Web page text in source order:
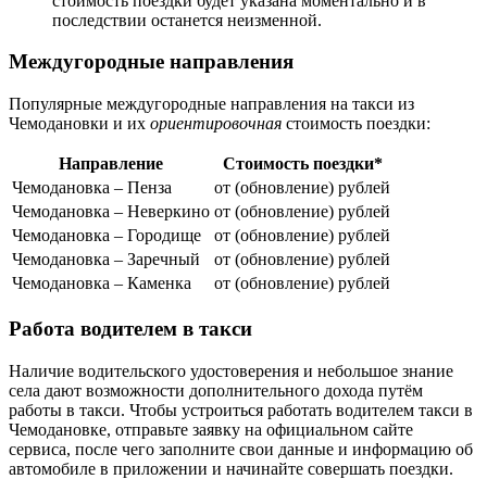
последствии останется неизменной.
Междугородные направления
Популярные междугородные направления на такси из
Чемодановки и их ориентировочная стоимость поездки:
Направление
Стоимость поездки*
Чемодановка – Пенза
от (обновление) рублей
Чемодановка – Неверкино от (обновление) рублей
Чемодановка – Городище
от (обновление) рублей
Чемодановка – Заречный
от (обновление) рублей
Чемодановка – Каменка
от (обновление) рублей
Работа водителем в такси
Наличие водительского удостоверения и небольшое знание
села дают возможности дополнительного дохода путём
работы в такси. Чтобы устроиться работать водителем такси в
Чемодановке, отправьте заявку на официальном сайте
сервиса, после чего заполните свои данные и информацию об
автомобиле в приложении и начинайте совершать поездки.